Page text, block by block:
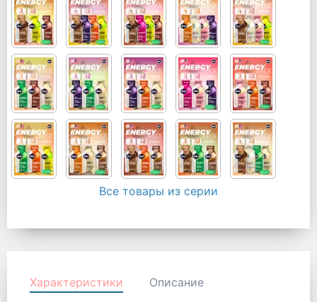
Все товары из серии
Характеристики Описание